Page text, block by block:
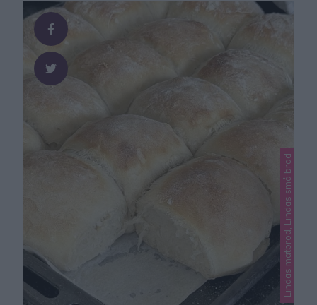
fingervarm1 msk salt3/4 dl rapsolja9 dl rågsiktca 9 dl
vetemjöl (eller 18 dl vetemjöl om du …
Lindas matbröd, Lindas små bröd